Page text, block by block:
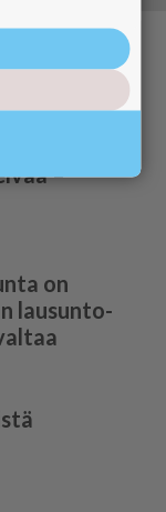
–
on
lausun­to­